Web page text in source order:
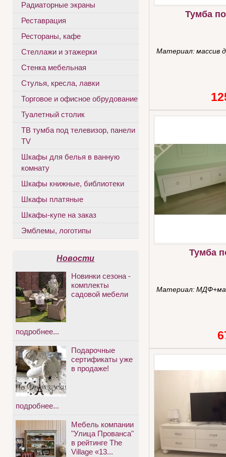
Тумба
Материал:массив
Тумба
Материал:
Радиаторные экраны
Реставрация
Рестораны, кафе
Стеллажи и этажерки
Стенка мебельная
Стулья, кресла, лавки
Торговое и офисное обрудование
Туалетный столик
ТВ тумба под телевизор, панели
TV
Шкафы для белья в ванную
комнату
Шкафы книжные, библиотеки
Шкафы платяные
Шкафы-купе на заказ
Эмблемы, логотипы
Новости
Новинки сезона -
комплекты
садовой мебели
подробнее...
Подарочные
сертификаты уже
в продаже!
подробнее...
Мебель компании
"Улица Прованса"
в рейтинге The
Village «13...